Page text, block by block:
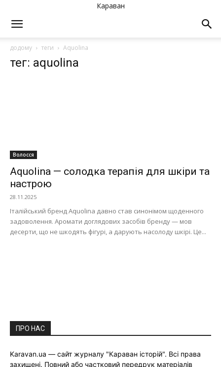
Караван
додому теги Aquolina
тег: aquolina
Волосся
Aquolina — солодка терапія для шкіри та
настрою
28.11.2025
Італійський бренд Aquolina давно став синонімом щоденного
задоволення. Аромати доглядових засобів бренду — мов
десерти, що не шкодять фігурі, а дарують насолоду шкірі. Це...
ПРО НАС
Karavan.ua — сайт журналу "Караван історій". Всі права
захищені. Повний або частковий передрук матеріалів